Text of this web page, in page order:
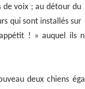
de voix ; au détour du
qui sont installés sur
! » auquel ils
deux chiens